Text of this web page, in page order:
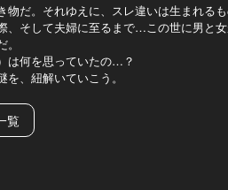
物だ。それゆえに、スレ違いは生まれる
、そして夫婦に至るまで…この世に男と
は何を思っていたの…？
、紐解いていこう。
覧